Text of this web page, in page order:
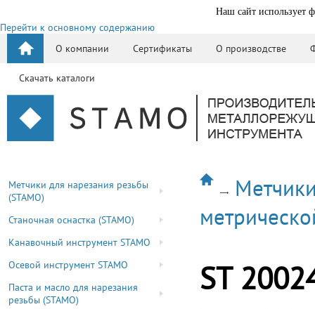
Наш сайт использует
Перейти к основному содержанию
О компании
Сертификаты О производстве
Скачать каталоги
Метчики для нарезания резьбы
(STAMO)
Станочная оснастка (STAMO)
Канавочный инструмент STAMO
Осевой инструмент STAMO
Паста и масло для нарезания
резьбы (STAMO)
ST